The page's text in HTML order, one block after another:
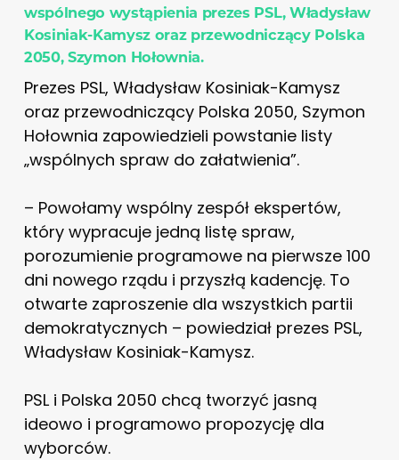
wspólnego wystąpienia prezes PSL, Władysław
Kosiniak-Kamysz oraz przewodniczący Polska
2050, Szymon Hołownia.
Prezes PSL, Władysław Kosiniak-Kamysz
oraz przewodniczący Polska 2050, Szymon
Hołownia zapowiedzieli powstanie listy
„wspólnych spraw do załatwienia”.
– Powołamy wspólny zespół ekspertów,
który wypracuje jedną listę spraw,
porozumienie programowe na pierwsze 100
dni nowego rządu i przyszłą kadencję. To
otwarte zaproszenie dla wszystkich partii
demokratycznych – powiedział prezes PSL,
Władysław Kosiniak-Kamysz.
PSL i Polska 2050 chcą tworzyć jasną
ideowo i programowo propozycję dla
wyborców.